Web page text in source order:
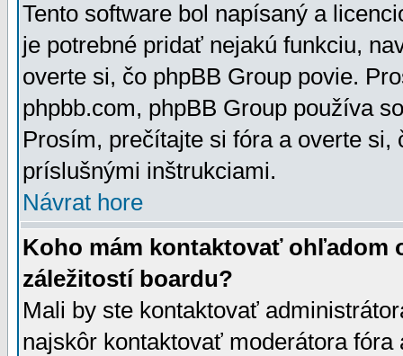
Tento software bol napísaný a
je potrebné pridať nejakú funkciu,
overte si, čo phpBB Group povie.
phpbb.com, phpBB Group používa
Prosím, prečítajte si fóra a overte
príslušnými inštrukciami.
Návrat hore
Koho mám kontaktovať ohľadom
záležitostí boardu?
Mali by ste kontaktovať
najskôr kontaktovať moderátora